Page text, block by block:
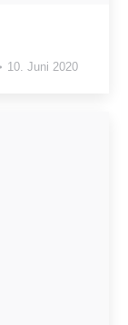
10. Juni 2020